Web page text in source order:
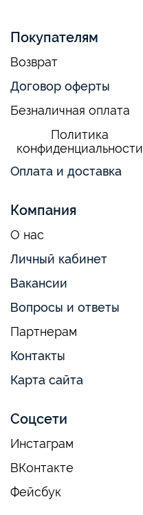
Покупателям
Возврат
Договор оферты
Безналичная оплата
Политика
конфиденциальности
Оплата и доставка
Компания
О нас
Личный кабинет
Вакансии
Вопросы и ответы
Партнерам
Контакты
Карта сайта
Соцсети
Инстаграм
ВКонтакте
Фейсбук